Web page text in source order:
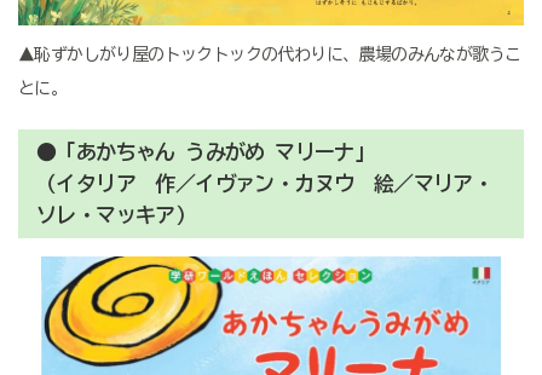
▲恥ずかしがり屋のトックトックの代わりに、農場のみんなが歌うこ
とに。
●「あかちゃん うみがめ マリーナ」
（イタリア 作／イヴァン・カヌウ 絵／マリア・
ソレ・マッキア）